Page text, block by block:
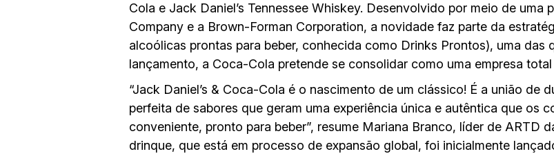
Cola e Jack Daniel’s Tennessee Whiskey. Desenvolvido por meio de uma
Company e a Brown-Forman Corporation, a novidade faz parte da
alcoólicas prontas para beber, conhecida como Drinks Prontos), uma das
lançamento, a Coca-Cola pretende se consolidar como uma empresa
“Jack Daniel’s & Coca-Cola é o nascimento de um clássico! É a união de
perfeita de sabores que geram uma experiência única e autêntica que os
conveniente, pronto para beber”, resume Mariana Branco, líder de ARTD
drinque, que está em processo de expansão global, foi inicialmente